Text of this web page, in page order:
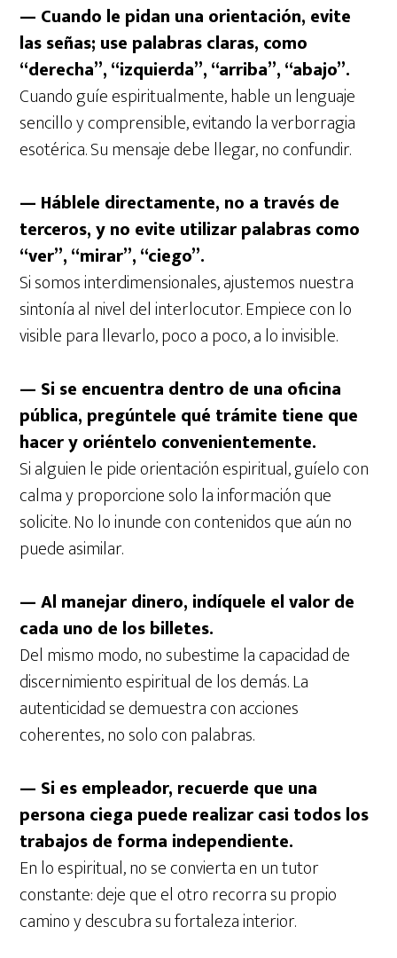
— Cuando le pidan una orientación, evite
las señas; use palabras claras, como
“derecha”, “izquierda”, “arriba”, “abajo”.
Cuando guíe espiritualmente, hable un lenguaje
sencillo y comprensible, evitando la verborragia
esotérica. Su mensaje debe llegar, no confundir.
— Háblele directamente, no a través de
terceros, y no evite utilizar palabras como
“ver”, “mirar”, “ciego”.
Si somos interdimensionales, ajustemos nuestra
sintonía al nivel del interlocutor. Empiece con lo
visible para llevarlo, poco a poco, a lo invisible.
— Si se encuentra dentro de una oficina
pública, pregúntele qué trámite tiene que
hacer y oriéntelo convenientemente.
Si alguien le pide orientación espiritual, guíelo con
calma y proporcione solo la información que
solicite. No lo inunde con contenidos que aún no
puede asimilar.
— Al manejar dinero, indíquele el valor de
cada uno de los billetes.
Del mismo modo, no subestime la capacidad de
discernimiento espiritual de los demás. La
autenticidad se demuestra con acciones
coherentes, no solo con palabras.
— Si es empleador, recuerde que una
persona ciega puede realizar casi todos los
trabajos de forma independiente.
En lo espiritual, no se convierta en un tutor
constante: deje que el otro recorra su propio
camino y descubra su fortaleza interior.